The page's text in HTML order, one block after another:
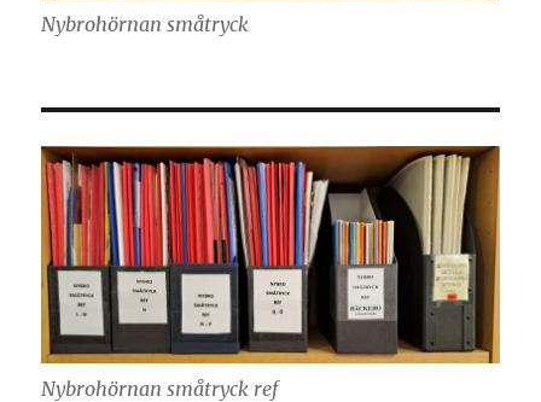
Nybrohörnan småtryck
Nybrohörnan småtryck ref